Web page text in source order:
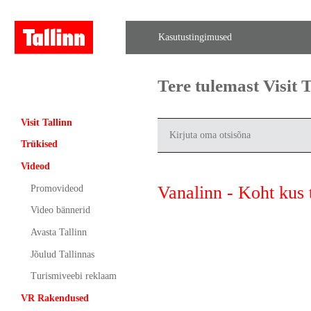
Kasutustingimused
Visit Tallinn
Trükised
Videod
Promovideod
Video bännerid
Avasta Tallinn
Jõulud Tallinnas
Turismiveebi reklaam
VR Rakendused
Tere tulemast Visit
Vanalinn - Koht kus